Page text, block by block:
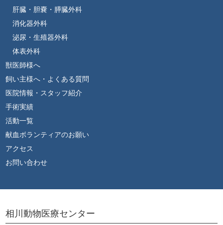
肝臓・胆嚢・膵臓外科
消化器外科
泌尿・生殖器外科
体表外科
獣医師様へ
飼い主様へ・よくある質問
医院情報・スタッフ紹介
手術実績
活動一覧
献血ボランティアのお願い
アクセス
お問い合わせ
相川動物医療センター